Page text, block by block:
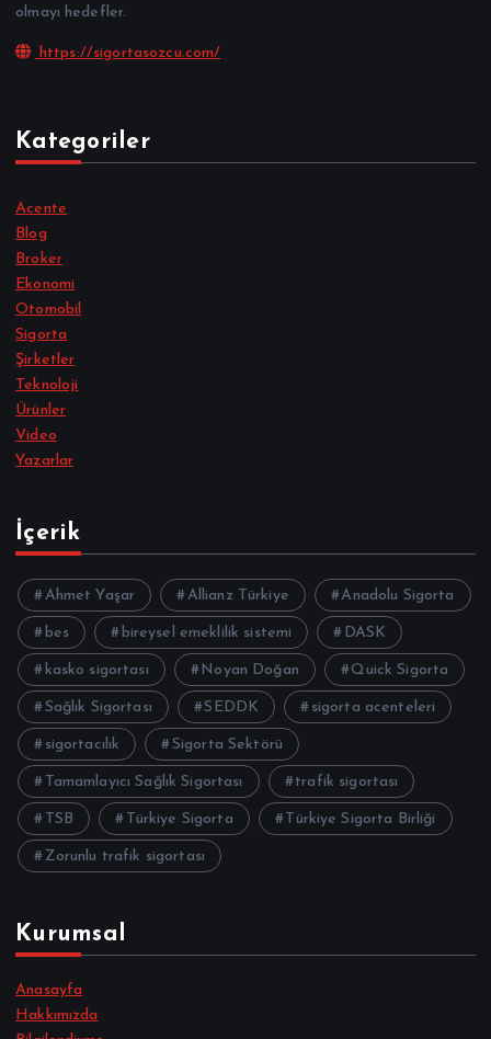
olmayı hedefler.
https://sigortasozcu.com/
Kategoriler
Acente
Blog
Broker
Ekonomi
Otomobil
Sigorta
Şirketler
Teknoloji
Ürünler
Video
Yazarlar
İçerik
Ahmet Yaşar Allianz Türkiye Anadolu Sigorta
bes bireysel emeklilik sistemi DASK
kasko sigortası Noyan Doğan Quick Sigorta
Sağlık Sigortası SEDDK sigorta acenteleri
sigortacılık Sigorta Sektörü
Tamamlayıcı Sağlık Sigortası trafik sigortası
TSB Türkiye Sigorta Türkiye Sigorta Birliği
Zorunlu trafik sigortası
Kurumsal
Anasayfa
Hakkımızda